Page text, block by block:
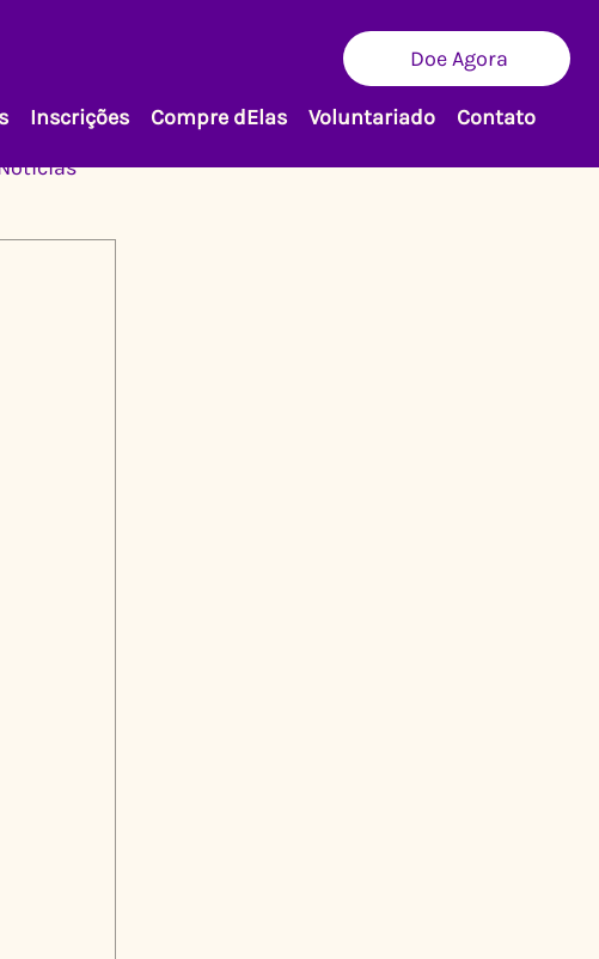
Doe Agora
Inscrições Compre dElas Voluntariado
Contato